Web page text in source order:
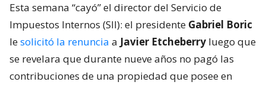
Esta semana “cayó” el director del Servicio de
Impuestos Internos (SII): el presidente Gabriel Boric
lesolicitó la renuncia a Javier Etcheberry luego que
se revelara que durante nueve años no pagó las
contribuciones de una propiedad que posee en